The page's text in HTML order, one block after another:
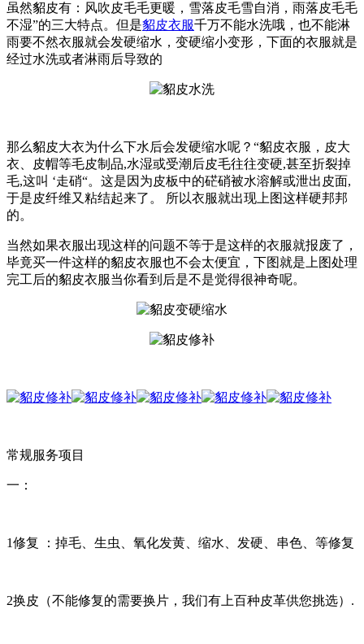
虽然貂皮有：风吹皮毛毛更暖，雪落皮毛雪自消，雨落皮毛毛
不湿”的三大特点。但是貂皮衣服千万不能水洗哦，也不能淋
雨要不然衣服就会发硬缩水，变硬缩小变形，下面的衣服就是
经过水洗或者淋雨后导致的
那么貂皮大衣为什么下水后会发硬缩水呢？“貂皮衣服，皮大
衣、皮帽等毛皮制品,水湿或受潮后皮毛往往变硬,甚至折裂掉
毛,这叫 ‘走硝“。这是因为皮板中的硭硝被水溶解或泄出皮面,
于是皮纤维又粘结起来了。 所以衣服就出现上图这样硬邦邦
的。
当然如果衣服出现这样的问题不等于是这样的衣服就报废了，
毕竟买一件这样的貂皮衣服也不会太便宜，下图就是上图处理
完工后的貂皮衣服当你看到后是不是觉得很神奇呢。
常规服务项目
一：
1修复 ：掉毛、生虫、氧化发黄、缩水、发硬、串色、等修复
2换皮（不能修复的需要换片，我们有上百种皮革供您挑选）.